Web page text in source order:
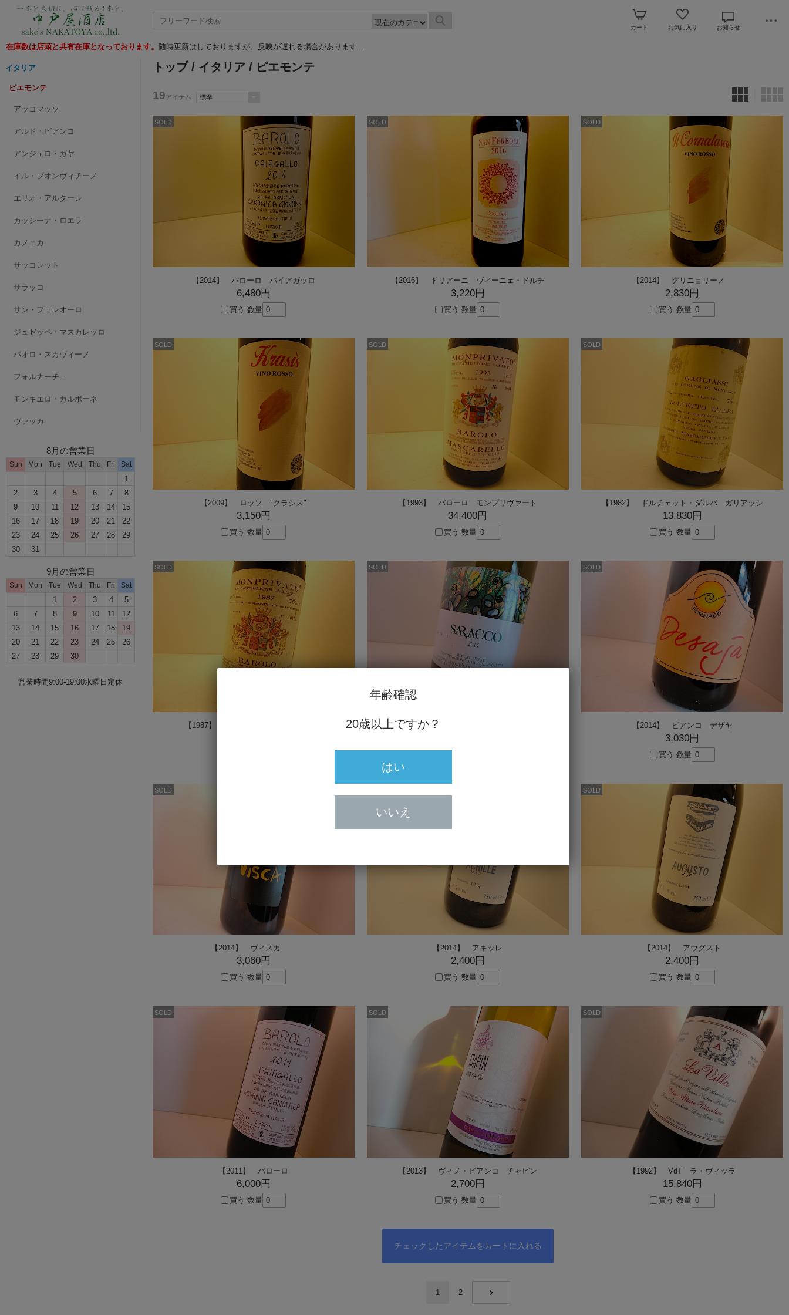
カート お気に入り お知らせ
在庫数は店頭と共有在庫となっております。 随時更新はしておりますが、反映が遅れる場合があります...
イタリア
ピエモンテ
アッコマッソ
アルド・ビアンコ
アンジェロ・ガヤ
イル・ブオンヴィチーノ
エリオ・アルターレ
カッシーナ・ロエラ
カノニカ
サッコレット
サラッコ
サン・フェレオーロ
ジュゼッペ・マスカレッロ
パオロ・スカヴィーノ
フォルナーチェ
モンキエロ・カルボーネ
ヴァッカ
8月の営業日
Sun Mon Tue Wed Thu Fri Sat
1
2
3 4 5 6 7
8
9
10 11 12 13 14
15
16
17 18 19 20 21
22
23
24 25 26 27 28
29
30
31
9月の営業日
Sun Mon Tue Wed Thu Fri Sat
1 2 3 4
5
6
7 8 9 10 11
12
13
14 15 16 17 18
19
20
21 22 23 24 25
26
27
28 29 30
営業時間9:00-19:00水曜日定休
トップ/ イタリア / ピエモンテ
19アイテム
SOLD
【2014】 バローロ パイアガッロ
6,480円
買う 数量
SOLD
【2016】 ドリアーニ ヴィーニェ・ドルチ
3,220円
買う 数量
SOLD
【2014】 グリニョリーノ
2,830円
買う 数量
SOLD
【2009】 ロッソ "クラシス"
3,150円
買う 数量
SOLD
【1993】 バローロ モンプリヴァート
34,400円
買う 数量
SOLD
【1982】 ドルチェット・ダルバ ガリアッシ
13,830円
買う 数量
SOLD
【1987】 バローロ モンプリヴァート
SOLD
【2015】 モスカート・ダスティ
SOLD
【2014】 ビアンコ デザヤ
3,030円
買う 数量
SOLD
【2014】 ヴィスカ
3,060円
買う 数量
【2014】 アキッレ
2,400円
買う 数量
SOLD
【2014】 アウグスト
2,400円
買う 数量
SOLD
【2011】 バローロ
6,000円
買う 数量
SOLD
【2013】 ヴィノ・ビアンコ チャピン
2,700円
買う 数量
SOLD
【1992】 VdT ラ・ヴィッラ
15,840円
買う 数量
1
2
年齢確認
20歳以上ですか？
はい
いいえ